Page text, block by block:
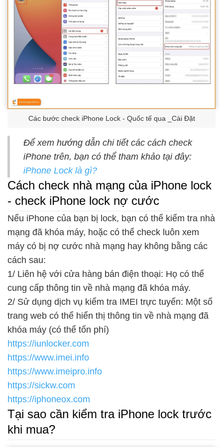
Các bước check iPhone Lock - Quốc tế qua _Cài Đặt
Để xem hướng dẫn chi tiết các cách check
iPhone trên, bạn có thể tham khảo tại đây:
iPhone Lock là gì?
Cách check nhà mạng của iPhone lock
- check iPhone lock nợ cước
Nếu iPhone của bạn bị lock, bạn có thể kiểm tra nhà
mạng đã khóa máy, hoặc có thể check luôn xem
máy có bị nợ cước nhà mạng hay không bằng các
cách sau:
1/ Liên hệ với cửa hàng bán điện thoại: Họ có thể
cung cấp thông tin về nhà mạng đã khóa máy.
2/ Sử dụng dịch vụ kiểm tra IMEI trực tuyến: Một số
trang web có thể hiển thị thông tin về nhà mạng đã
khóa máy (có thể tốn phí)
https://iunlocker.com
https://www.imei.info
https://www.imeipro.info
https://sickw.com
https://iphoneox.com
Tại sao cần kiểm tra iPhone lock trước
khi mua?